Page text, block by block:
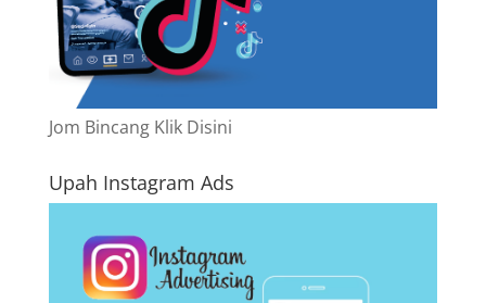
Jom Bincang Klik Disini
Upah Instagram Ads